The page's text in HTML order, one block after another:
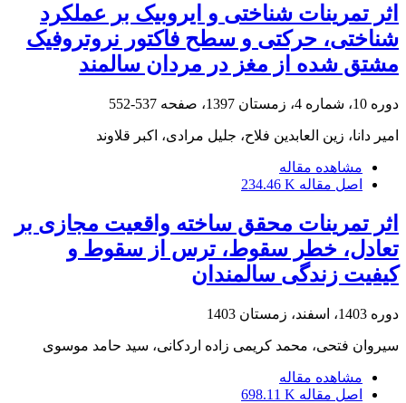
اثر تمرینات شناختی و ایروبیک بر عملکرد
شناختی، حرکتی و سطح فاکتور نروتروفیک
مشتق شده از مغز در مردان سالمند
دوره 10، شماره 4، زمستان 1397، صفحه 537-552
امیر دانا، زین العابدین فلاح، جلیل مرادی، اکبر قلاوند
مشاهده مقاله
اصل مقاله 234.46 K
اثر تمرینات محقق ساخته واقعیت مجازی بر
تعادل، خطر سقوط، ترس از سقوط و
کیفیت زندگی سالمندان
دوره 1403، اسفند، زمستان 1403
سیروان فتحی، محمد کریمی زاده اردکانی، سید حامد موسوی
مشاهده مقاله
اصل مقاله 698.11 K